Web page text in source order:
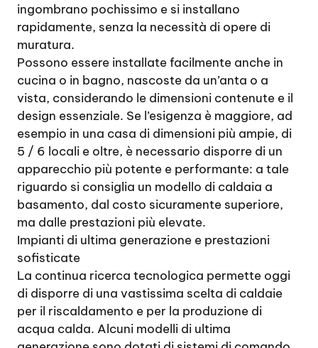
ingombrano pochissimo e si installano
rapidamente, senza la necessità di opere di
muratura.
Possono essere installate facilmente anche in
cucina o in bagno, nascoste da un’anta o a
vista, considerando le dimensioni contenute e il
design essenziale. Se l’esigenza è maggiore, ad
esempio in una casa di dimensioni più ampie, di
5 / 6 locali e oltre, è necessario disporre di un
apparecchio più potente e performante: a tale
riguardo si consiglia un modello di caldaia a
basamento, dal costo sicuramente superiore,
ma dalle prestazioni più elevate.
Impianti di ultima generazione e prestazioni
sofisticate
La continua ricerca tecnologica permette oggi
di disporre di una vastissima scelta di caldaie
per il riscaldamento e per la produzione di
acqua calda. Alcuni modelli di ultima